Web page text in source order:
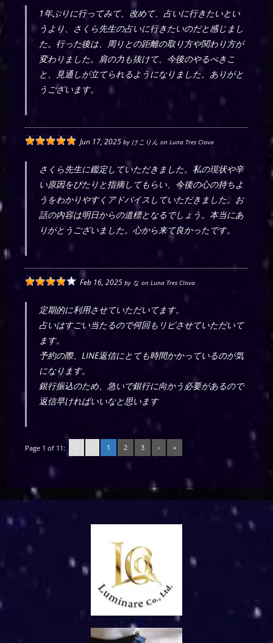
1年ぶりに行ってみて、改めて、占いに行きたいとい
うより、さくら先生の占いに行きたいのだと感じまし
た。行った後は、周りとの距離の取り方や関わり方が
変わりました。肩の力も抜けて、今後のやるべきこ
と、見通しが立てられるようになりました。ありがと
うございます。
Jun 17, 2025 by けこりん onLuna Tres Clova
さくら先生に鑑定していただきました。私の現状や辛
い原因をぴたりと指摘してもらい、今後の心の持ちよ
うをわかりやすくアドバイスしていただきました。お
話の内容は明日からの道標となるでしょう。本当にあ
りがとうございました。心から来て良かったです。
Feb 16, 2025 by な onLuna Tres Clova
定期的に利用させていただいてます。
占いはすごい当たるので何回もリピさせていただいて
ます。
予約の際、LINE返信にとても時間かかっているのが気
になります。
銀行振込のため、急いで銀行に向かう必要があるので
返信早ければいいなと思います
Page 1 of 11: « ‹ 1 2 3 › »